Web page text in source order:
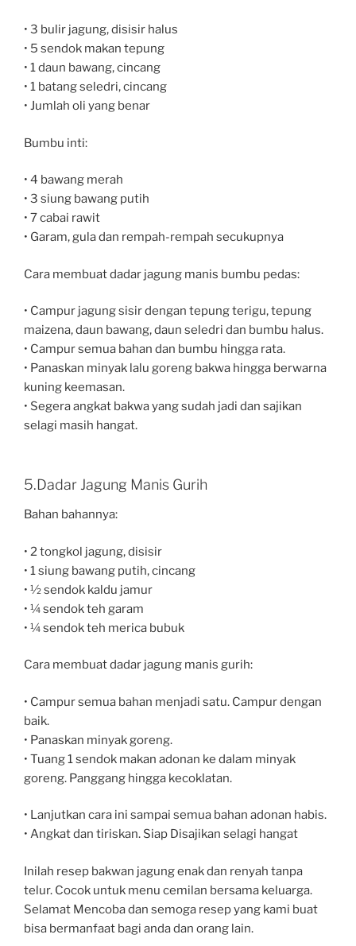
• 3 bulir jagung, disisir halus
• 5 sendok makan tepung
• 1 daun bawang, cincang
• 1 batang seledri, cincang
• Jumlah oli yang benar
Bumbu inti:
• 4 bawang merah
• 3 siung bawang putih
• 7 cabai rawit
• Garam, gula dan rempah-rempah secukupnya
Cara membuat dadar jagung manis bumbu pedas:
• Campur jagung sisir dengan tepung terigu, tepung
maizena, daun bawang, daun seledri dan bumbu halus.
• Campur semua bahan dan bumbu hingga rata.
• Panaskan minyak lalu goreng bakwa hingga berwarna
kuning keemasan.
• Segera angkat bakwa yang sudah jadi dan sajikan
selagi masih hangat.
5.Dadar Jagung Manis Gurih
Bahan bahannya:
• 2 tongkol jagung, disisir
• 1 siung bawang putih, cincang
• ½ sendok kaldu jamur
• ¼ sendok teh garam
• ¼ sendok teh merica bubuk
Cara membuat dadar jagung manis gurih:
• Campur semua bahan menjadi satu. Campur dengan
baik.
• Panaskan minyak goreng.
• Tuang 1 sendok makan adonan ke dalam minyak
goreng. Panggang hingga kecoklatan.
• Lanjutkan cara ini sampai semua bahan adonan habis.
• Angkat dan tiriskan. Siap Disajikan selagi hangat
Inilah resep bakwan jagung enak dan renyah tanpa
telur. Cocok untuk menu cemilan bersama keluarga.
Selamat Mencoba dan semoga resep yang kami buat
bisa bermanfaat bagi anda dan orang lain.